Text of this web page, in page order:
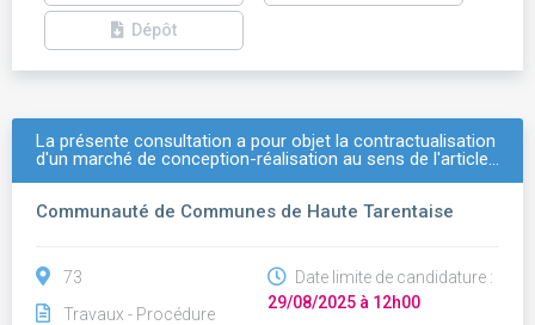
Dépôt
La présente consultation a pour objet la contractualisation
d'un marché de conception-réalisation au sens de l'article…
Communauté de Communes de Haute Tarentaise
73
Travaux - Procédure
Date limite de candidature :
29/08/2025 à 12h00